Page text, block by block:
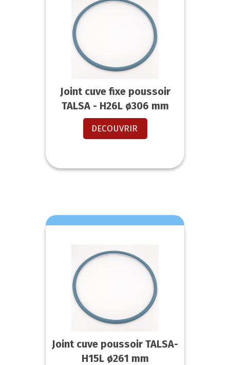
Joint cuve fixe poussoir
TALSA - H26L ø306 mm
DECOUVRIR
Joint cuve poussoir TALSA-
H15L ø261 mm